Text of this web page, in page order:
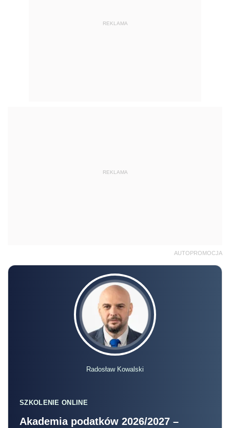
REKLAMA
REKLAMA
AUTOPROMOCJA
Radosław Kowalski
SZKOLENIE ONLINE
Akademia podatków 2026/2027 –